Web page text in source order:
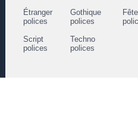
Étranger
polices
Gothique
polices
Script
polices
Techno
polices